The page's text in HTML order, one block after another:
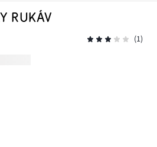
RUKÁV
(1)